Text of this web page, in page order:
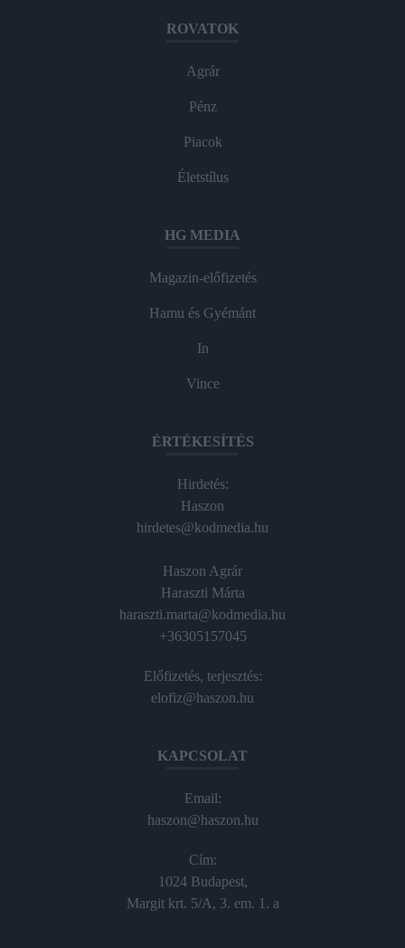
ROVATOK
Agrár
Pénz
Piacok
Életstílus
HG MEDIA
Magazin-előfizetés
Hamu és Gyémánt
In
Vince
ÉRTÉKESÍTÉS
Hirdetés:
Haszon
hirdetes@kodmedia.hu
Haszon Agrár
Haraszti Márta
haraszti.marta@kodmedia.hu
+36305157045
Előfizetés, terjesztés:
elofiz@haszon.hu
KAPCSOLAT
Email:
haszon@haszon.hu
Cím:
1024 Budapest,
Margit krt. 5/A, 3. em. 1. a